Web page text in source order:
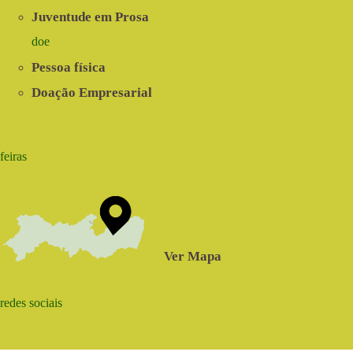
Juventude em Prosa
doe
Pessoa física
Doação Empresarial
feiras
Ver Mapa
redes sociais